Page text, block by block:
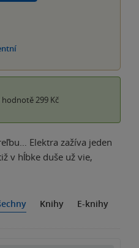
hodnotě 299 Kč
Elektra zažíva jeden
v hĺbke duše už vie,
Knihy E-knihy